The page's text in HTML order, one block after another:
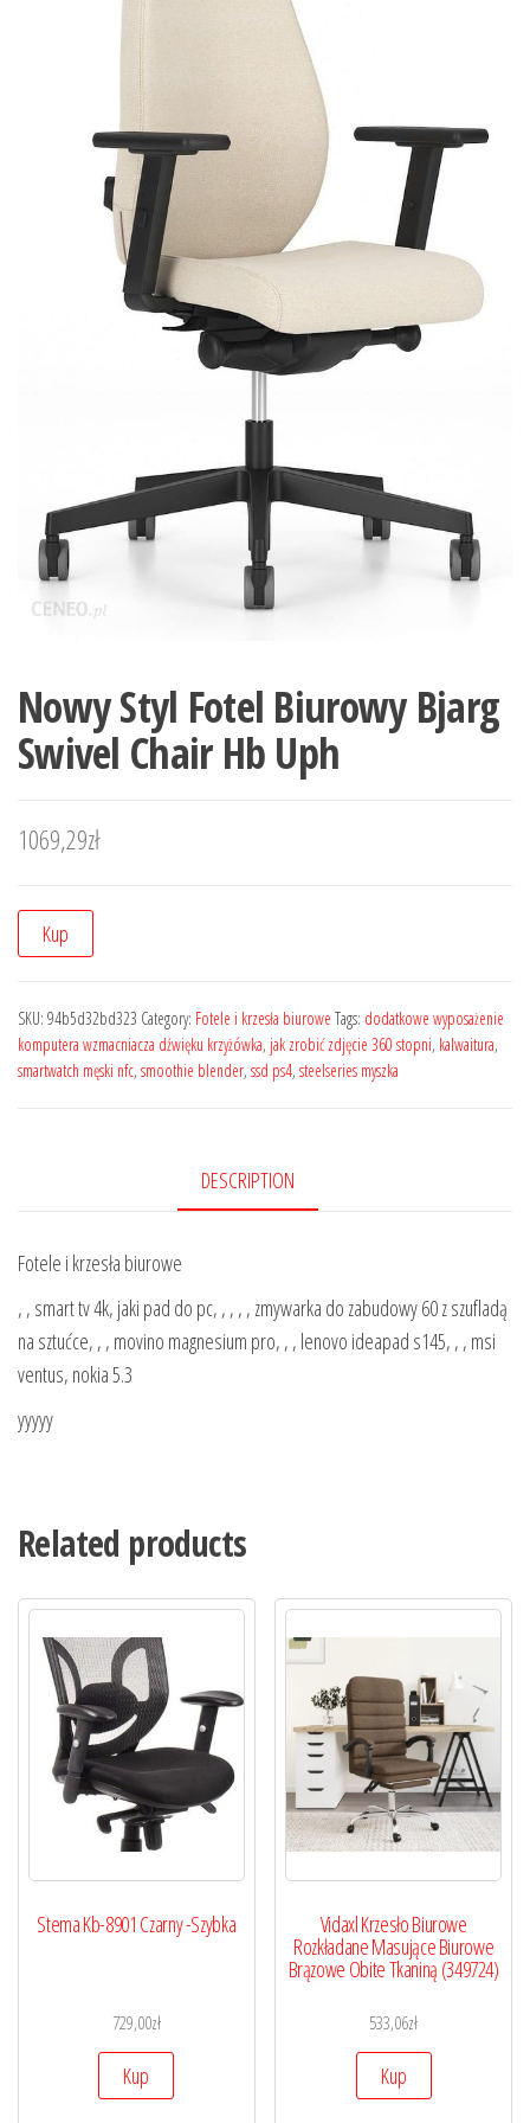
Nowy Styl Fotel Biurowy Bjarg
Swivel Chair Hb Uph
1069,29zł
Kup
SKU: 94b5d32bd323 Category: Fotele i krzesła biurowe Tags: dodatkowe wyposażenie
komputera wzmacniacza dźwięku krzyżówka, jak zrobić zdjęcie 360 stopni, kalwaitura,
smartwatch męski nfc, smoothie blender, ssd ps4, steelseries myszka
DESCRIPTION
Fotele i krzesła biurowe
, , smart tv 4k, jaki pad do pc, , , , , zmywarka do zabudowy 60 z szufladą
na sztućce, , , movino magnesium pro, , , lenovo ideapad s145, , , msi
ventus, nokia 5.3
yyyyy
Related products
Stema Kb-8901 Czarny -Szybka
729,00zł
Kup
Vidaxl Krzesło Biurowe
Rozkładane Masujące Biurowe
Brązowe Obite Tkaniną (349724)
533,06zł
Kup